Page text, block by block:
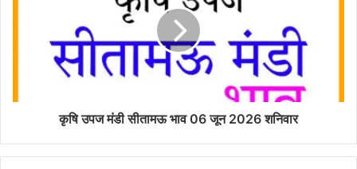
कृषि उपज मंडी सीतामऊ भाव 06 जून 2026 शनिवार